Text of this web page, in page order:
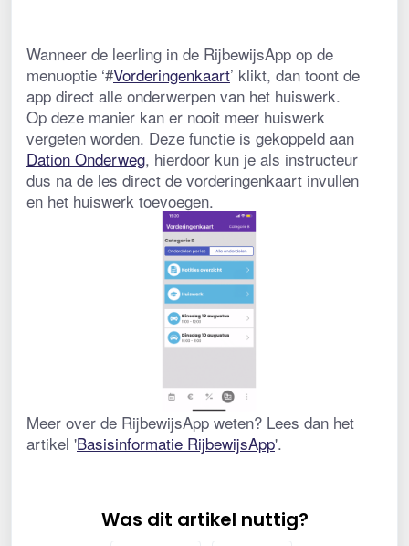
Wanneer de leerling in de RijbewijsApp op de
menuoptie ‘#Vorderingenkaart’ klikt, dan toont de
app direct alle onderwerpen van het huiswerk.
Op deze manier kan er nooit meer huiswerk
vergeten worden. Deze functie is gekoppeld aan
Dation Onderweg, hierdoor kun je als instructeur
dus na de les direct de vorderingenkaart invullen
en het huiswerk toevoegen.
Meer over de RijbewijsApp weten? Lees dan het
artikel 'Basisinformatie RijbewijsApp'.
Was dit artikel nuttig?